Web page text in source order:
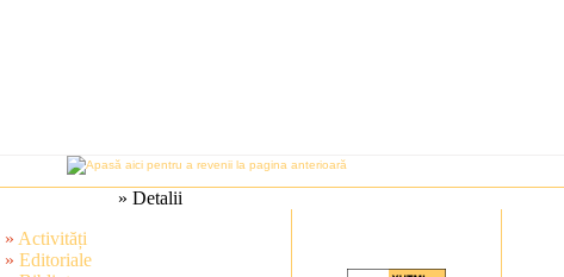
» Detalii
» Activități
»Editoriale